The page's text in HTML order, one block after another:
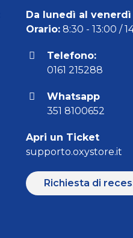
Da lunedì al venerdì
Orario:8:30 - 13:00 /
Telefono:
0161 215288
Whatsapp
351 8100652
Apri un Ticket
supporto.oxystore.it
Richiesta di